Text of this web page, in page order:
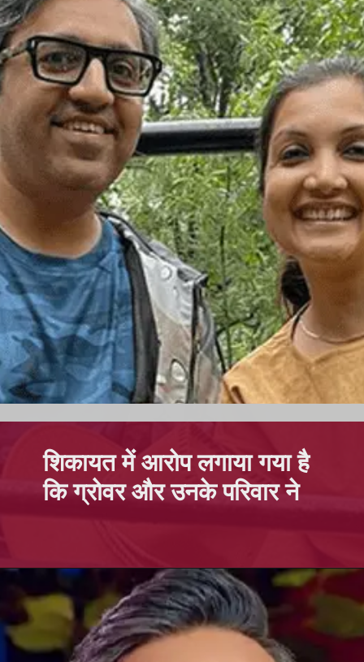
शिकायत में आरोप लगाया गया है
कि ग्रोवर औरउनके परिवारने